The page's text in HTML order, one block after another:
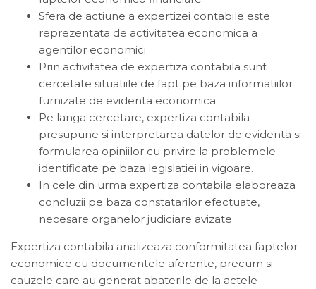
Sfera de actiune a expertizei contabile este
reprezentata de activitatea economica a
agentilor economici
Prin activitatea de expertiza contabila sunt
cercetate situatiile de fapt pe baza informatiilor
furnizate de evidenta economica.
Pe langa cercetare, expertiza contabila
presupune si interpretarea datelor de evidenta si
formularea opiniilor cu privire la problemele
identificate pe baza legislatiei in vigoare.
In cele din urma expertiza contabila elaboreaza
concluzii pe baza constatarilor efectuate,
necesare organelor judiciare avizate
Expertiza contabila analizeaza conformitatea faptelor
economice cu documentele aferente, precum si
cauzele care au generat abaterile de la actele